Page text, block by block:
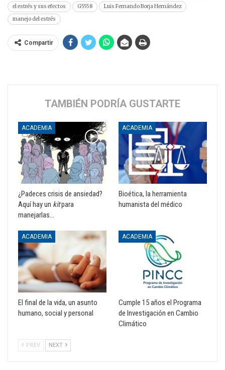
el estrés y sus efectos
G5558
Luis Fernando Borja Hernández
manejo del estrés
Compartir
TAMBIÉN PODRÍA GUSTARTE
ACADEMIA
¿Padeces crisis de ansiedad?
Aquí hay un kitpara
manejarlas…
ACADEMIA
Bioética, la herramienta
humanista del médico
ACADEMIA
El final de la vida, un asunto
humano, social y personal
ACADEMIA
Cumple 15 años el Programa
de Investigación en Cambio
Climático
PREV NEXT